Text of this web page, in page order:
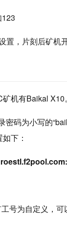
，片刻后矿机
机有Baikal X10。
码为小写的
下：
工号为自定义，